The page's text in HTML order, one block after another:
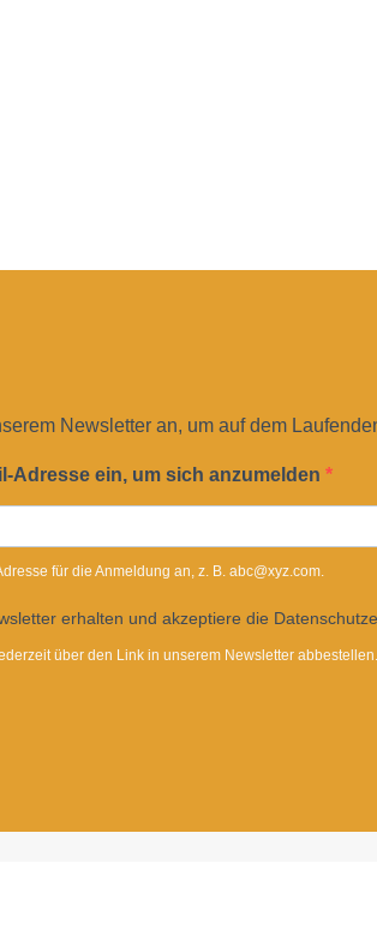
Newsletter an, um auf dem
Adresse ein, um sich anzumelden
für die Anmeldung an, z. B. abc@xyz.com.
erhalten und akzeptiere die
über den Link in unserem Newsletter abbestellen.